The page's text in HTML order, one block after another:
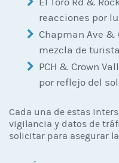
reacciones por
Chapman Ave &
mezcla de
PCH & Crown
por reflejo del sol
Cada una de estas
vigilancia y datos de
solicitar para asegurar